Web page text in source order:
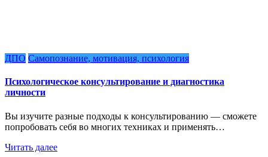
ДПО Самопознание, мотивация, психология
Психологическое консультирование и диагностика
личности
Вы изучите разные подходы к консультированию — сможете
попробовать себя во многих техниках и применять…
Читать далее